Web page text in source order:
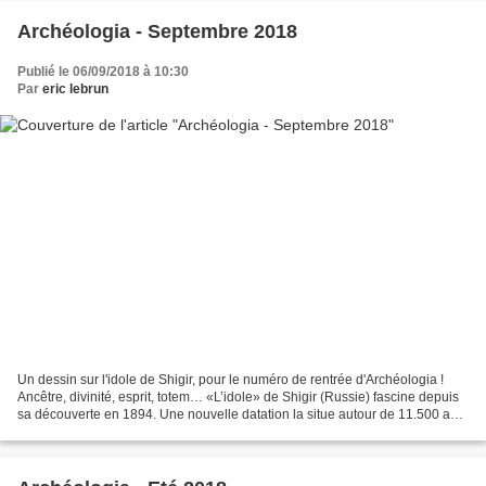
Archéologia - Septembre 2018
Publié le 06/09/2018 à 10:30
Par eric lebrun
Un dessin sur l'idole de Shigir, pour le numéro de rentrée d'Archéologia !
Ancêtre, divinité, esprit, totem… «L’idole» de Shigir (Russie) fascine depuis
sa découverte en 1894. Une nouvelle datation la situe autour de 11.500 ans